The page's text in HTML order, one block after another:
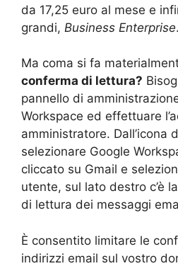
da 17,25 euro al mese e
grandi, Business Enterprise.
Ma coma si fa
conferma di lettura?
pannello di
Workspace ed effettuare
amministratore. Dall’icona
selezionare Google
cliccato su Gmail e
utente, sul lato destro c’è
di lettura dei messaggi
È consentito limitare le
indirizzi email sul vostro